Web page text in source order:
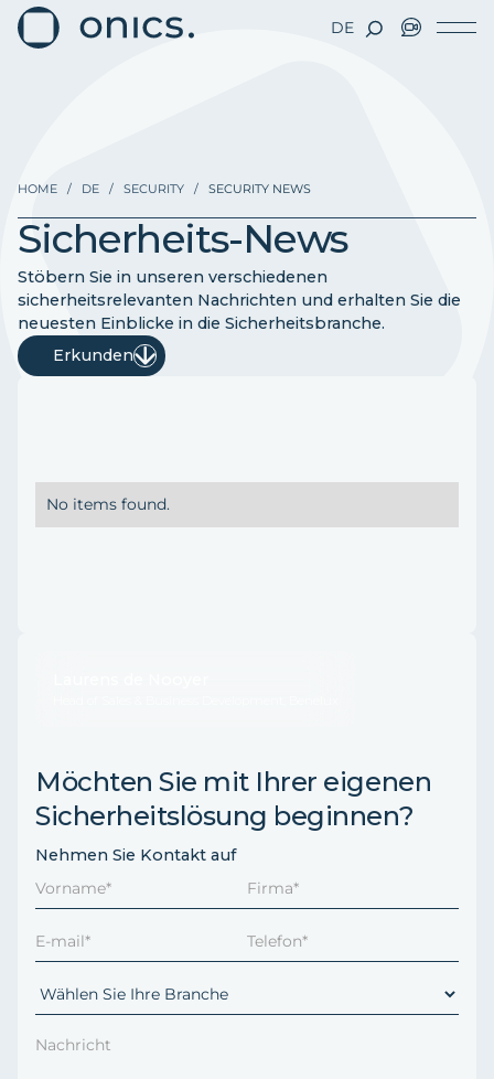
DE
HOME / DE / SECURITY / SECURITY NEWS
Sicherheits-News
Stöbern Sie in unseren verschiedenen
sicherheitsrelevanten Nachrichten und erhalten Sie die
neuesten Einblicke in die Sicherheitsbranche.
Erkunden
No items found.
Möchten Sie mit Ihrer eigenen
Sicherheitslösung beginnen?
Nehmen Sie Kontakt auf